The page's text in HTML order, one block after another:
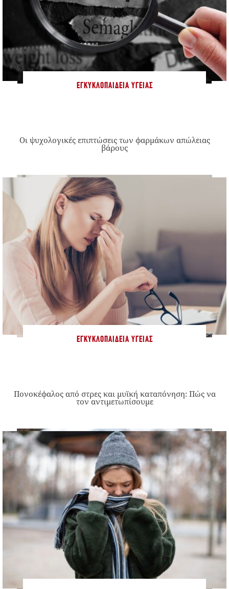
ΕΓΚΥΚΛΟΠΑΊΔΕΙΑ ΥΓΕΊΑΣ
Οι ψυχολογικές επιπτώσεις των φαρμάκων απώλειας
βάρους
ΕΓΚΥΚΛΟΠΑΊΔΕΙΑ ΥΓΕΊΑΣ
Πονοκέφαλος από στρες και μυϊκή καταπόνηση: Πώς να
τον αντιμετωπίσουμε